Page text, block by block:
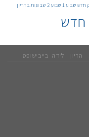
חדש שבוע 1 שבוע 2 שבועות בהריון
חדש
הריון לידה בייבישופס